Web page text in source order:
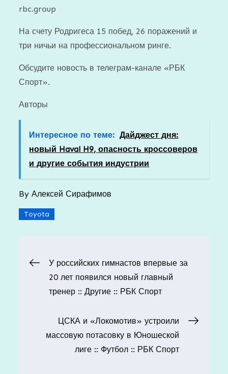
rbc.group
На счету Родригеса 15 побед, 26 поражений и
три ничьи на профессиональном ринге.
Обсудите новость в телеграм-канале «РБК
Спорт».
Авторы
Интересное по теме: Дайджест дня:
новый Haval H9, опасность кроссоверов
и другие события индустрии
ByАлексей Сирафимов
Toyota
Навигация
по
записям
У российских гимнастов впервые за
20 лет появился новый главный
тренер :: Другие :: РБК Спорт
ЦСКА и «Локомотив» устроили
массовую потасовку в Юношеской
лиге :: Футбол :: РБК Спорт